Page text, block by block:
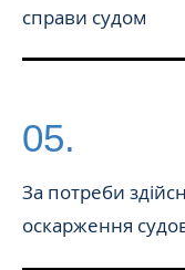
справи судом
05.
За потреби
оскарження